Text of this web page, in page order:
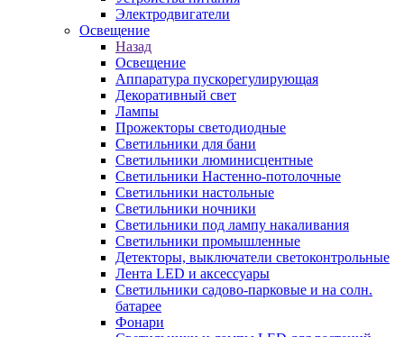
Электродвигатели
Освещение
Назад
Освещение
Аппаратура пускорегулирующая
Декоративный свет
Лампы
Прожекторы светодиодные
Светильники для бани
Светильники люминисцентные
Светильники Настенно-потолочные
Светильники настольные
Светильники ночники
Светильники под лампу накаливания
Светильники промышленные
Детекторы, выключатели светоконтрольные
Лента LED и аксессуары
Светильники садово-парковые и на солн.
батарее
Фонари